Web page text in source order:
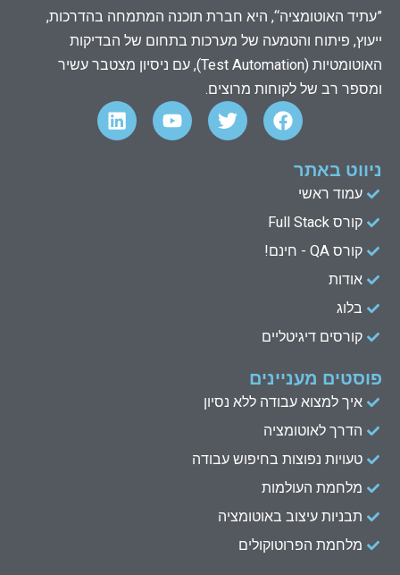
”עתיד האוטומציה“, היא חברת תוכנה המתמחה בהדרכות,
ייעוץ, פיתוח והטמעה של מערכות בתחום של הבדיקות
האוטומטיות (Test Automation), עם ניסיון מצטבר עשיר
ומספר רב של לקוחות מרוצים.
F
a
c
o
k
T
w
i
Y
o
u
L
i
n
ניווט באתר
עמוד ראשי
קורס Full Stack
קורס QA - חינם!
אודות
בלוג
קורסים דיגיטליים
פוסטים מעניינים
איך למצוא עבודה ללא נסיון
הדרך לאוטומציה
טעויות נפוצות בחיפוש עבודה
מלחמת העולמות
תבניות עיצוב באוטומציה
מלחמת הפרוטוקולים